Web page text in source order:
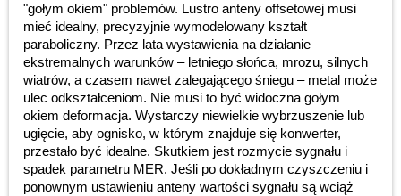
"gołym okiem" problemów. Lustro anteny offsetowej musi
mieć idealny, precyzyjnie wymodelowany kształt
paraboliczny. Przez lata wystawienia na działanie
ekstremalnych warunków – letniego słońca, mrozu, silnych
wiatrów, a czasem nawet zalegającego śniegu – metal może
ulec odkształceniom. Nie musi to być widoczna gołym
okiem deformacja. Wystarczy niewielkie wybrzuszenie lub
ugięcie, aby ognisko, w którym znajduje się konwerter,
przestało być idealne. Skutkiem jest rozmycie sygnału i
spadek parametru MER. Jeśli po dokładnym czyszczeniu i
ponownym ustawieniu anteny wartości sygnału są wciąż